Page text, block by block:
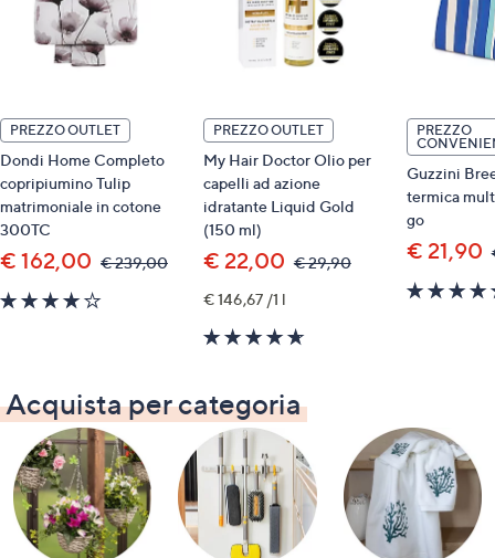
PREZZO OUTLET
Dondi Home Completo
copripiumino Tulip
matrimoniale in cotone
300TC
€ 162,00 € 239,00,
PREZZO OUTLET
My Hair Doctor Olio per
capelli ad azione
idratante Liquid Gold
(150 ml)
€ 22,00 € 29,90,
€ 146,67 /1 l
Stars
PREZZO
Guzzini
termica
go
€ 21,90
Acquista per categoria